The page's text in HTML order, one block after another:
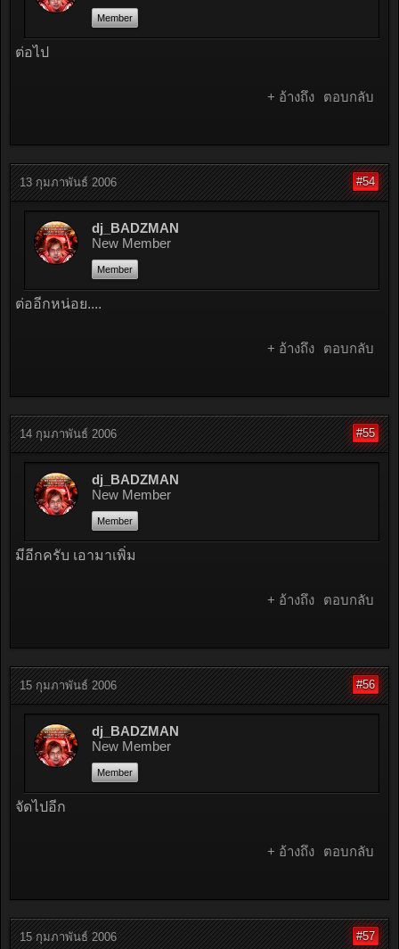
Member
ต่อไป
+ อ้างถึง ตอบกลับ
13 กุมภาพันธ์ 2006 #54
dj_BADZMAN
New Member
Member
ต่ออีกหน่อย....
+ อ้างถึง ตอบกลับ
14 กุมภาพันธ์ 2006 #55
dj_BADZMAN
New Member
Member
มีอีกครับ เอามาเพิ่ม
+ อ้างถึง ตอบกลับ
15 กุมภาพันธ์ 2006 #56
dj_BADZMAN
New Member
Member
จัดไปอีก
+ อ้างถึง ตอบกลับ
15 กุมภาพันธ์ 2006 #57